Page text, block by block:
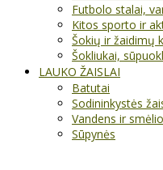
Futbolo stalai,
Kitos sporto ir
Šokių ir žaidimų
Šokliukai,
LAUKO ŽAISLAI
Batutai
Sodininkystės
Vandens ir
Sūpynės